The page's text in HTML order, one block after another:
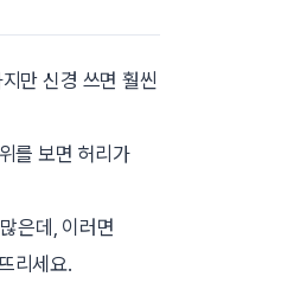
만 신경 쓰면 훨씬
를 보면 허리가
은데, 이러면
리세요.